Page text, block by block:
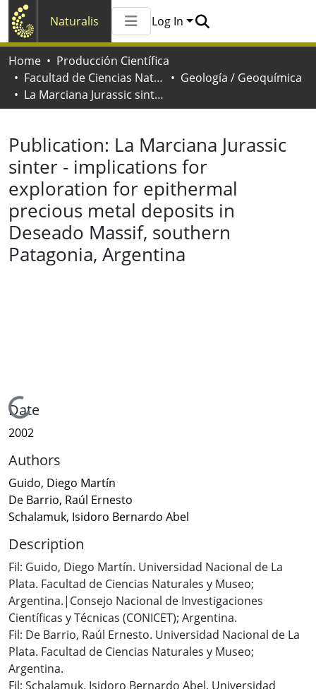
Naturalis
All of Naturalis
Log In
Home
Producción Científica
Facultad de Ciencias Naturales y Museo
Geología / Geoquímica
La Marciana Jurassic sinter - implications for exploration for epithermal precious metal deposits in Deseado Massif, southern Patagonia, Argentina
Publication: La Marciana Jurassic
sinter - implications for
exploration for epithermal
precious metal deposits in
Deseado Massif, southern
Patagonia, Argentina
Loading...
Date
2002
Authors
Guido, Diego Martín
De Barrio, Raúl Ernesto
Schalamuk, Isidoro Bernardo Abel
Description
Fil: Guido, Diego Martín. Universidad Nacional de La
Plata. Facultad de Ciencias Naturales y Museo;
Argentina.|Consejo Nacional de Investigaciones
Científicas y Técnicas (CONICET); Argentina.
Fil: De Barrio, Raúl Ernesto. Universidad Nacional de La
Plata. Facultad de Ciencias Naturales y Museo;
Argentina.
Fil: Schalamuk, Isidoro Bernardo Abel. Universidad